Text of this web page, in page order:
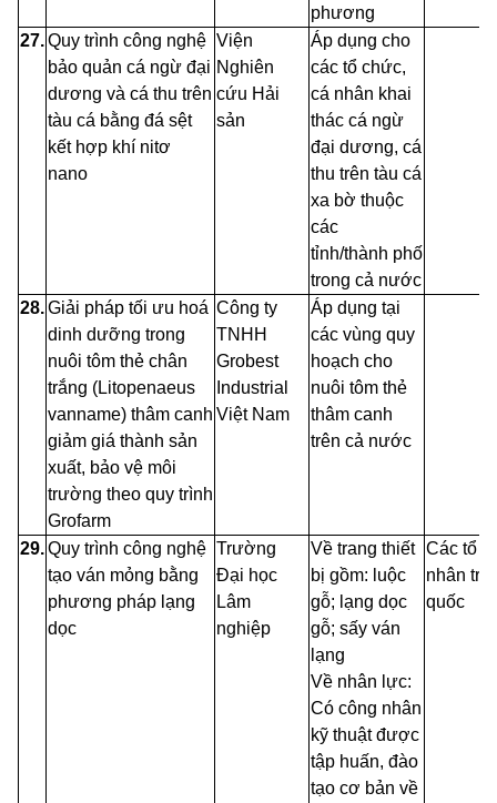
phương
27.Quy trình công nghệ
bảo quản cá ngừ đại
dương và cá thu trên
tàu cá bằng đá sệt
kết hợp khí nitơ
nano
Viện
Nghiên
cứu Hải
sản
Áp dụng cho
cáctổ chức,
cá nhân khai
thác cá ngừ
đại dương, cá
thu trên tàu cá
xa bờ thuộc
các
tỉnh/thành phố
trong cả nước
28.Giải pháp tối ưu hoá
dinh dưỡng trong
nuôi tôm thẻ chân
trắng (Litopenaeus
vanname) thâm canh
giảm giá thành sản
xuất, bảo vệ môi
trường theo quy trình
Grofarm
Công ty
TNHH
Grobest
Industrial
Việt Nam
Áp dụng tại
các vùng quy
hoạch cho
nuôi tôm thẻ
thâm canh
trên cả nước
29.Quy trình công nghệ
tạo ván mỏng bằng
phương pháp lạng
dọc
Trường
Đại học
Lâm
nghiệp
Về trang thiết
bị gồm: luộc
gỗ; lạng dọc
gỗ; sấy ván
lạng
Về nhân lực:
Có công nhân
kỹ thuật được
tập huấn, đào
tạo cơ bản về
Các tổ
nhân
quốc